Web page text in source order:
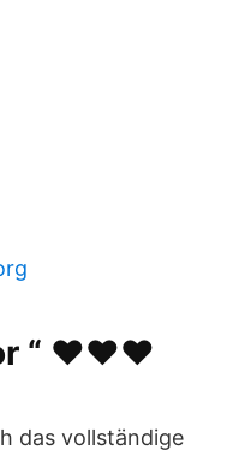
“ ❤️️❤️️❤️️
das vollständige